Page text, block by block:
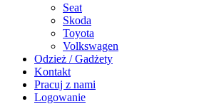
Seat
Skoda
Toyota
Volkswagen
Odzież / Gadżety
Kontakt
Pracuj z nami
Logowanie